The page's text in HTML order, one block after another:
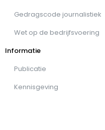
Gedragscode journalistiek
Wet op de bedrijfsvoering
Informatie
Publicatie
Kennisgeving